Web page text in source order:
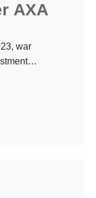
AXA
war
IM) in
Nach
Eva